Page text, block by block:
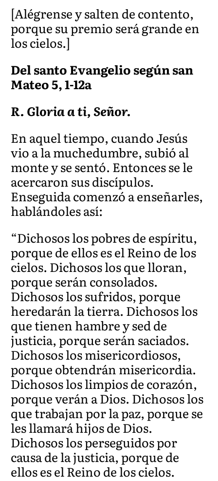
[Alégrense y salten de contento,
porque su premio será grande en
los cielos.]
Del santo Evangelio según san
Mateo 5, 1-12a
R. Gloria a ti, Señor.
En aquel tiempo, cuando Jesús
vio a la muchedumbre, subió al
monte y se sentó. Entonces se le
acercaron sus discípulos.
Enseguida comenzó a enseñarles,
hablándoles así:
“Dichosos los pobres de espíritu,
porque de ellos es el Reino de los
cielos. Dichosos los que lloran,
porque serán consolados.
Dichosos los sufridos, porque
heredarán la tierra. Dichosos los
que tienen hambre y sed de
justicia, porque serán saciados.
Dichosos los misericordiosos,
porque obtendrán misericordia.
Dichosos los limpios de corazón,
porque verán a Dios. Dichosos los
que trabajan por la paz, porque se
les llamará hijos de Dios.
Dichosos los perseguidos por
causa de la justicia, porque de
ellos es el Reino de los cielos.